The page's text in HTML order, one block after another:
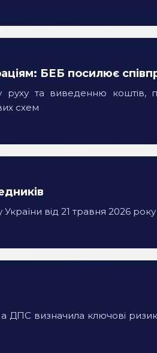
БЕБ посилює
та виведенню коштів,
схем
від 21 травня 2026
а ДПС визначила ключові